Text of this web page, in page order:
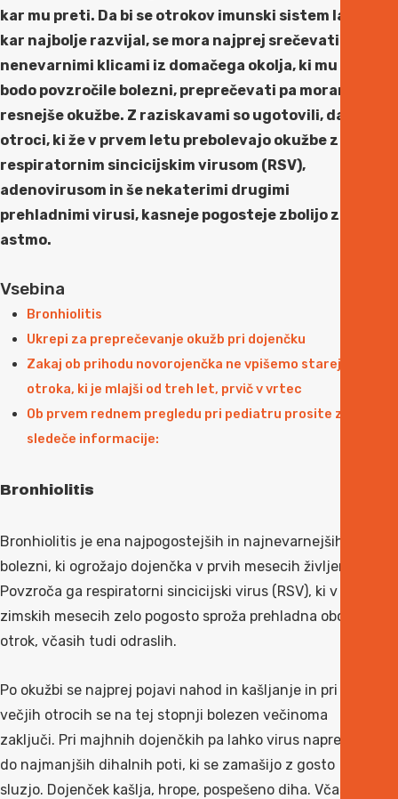
kar mu preti. Da bi se otrokov imunski sistem lahko
kar najbolje razvijal, se mora najprej srečevati z
nenevarnimi klicami iz domačega okolja, ki mu ne
bodo povzročile bolezni, preprečevati pa moramo
resnejše okužbe. Z raziskavami so ugotovili, da
otroci, ki že v prvem letu prebolevajo okužbe z
respiratornim sincicijskim virusom (RSV),
adenovirusom in še nekaterimi drugimi
prehladnimi virusi, kasneje pogosteje zbolijo za
astmo.
Vsebina
Bronhiolitis
Ukrepi za preprečevanje okužb pri dojenčku
Zakaj ob prihodu novorojenčka ne vpišemo starejšega
otroka, ki je mlajši od treh let, prvič v vrtec
Ob prvem rednem pregledu pri pediatru prosite za
sledeče informacije:
Bronhiolitis
Bronhiolitis je ena najpogostejših in najnevarnejših
bolezni, ki ogrožajo dojenčka v prvih mesecih življenja.
Povzroča ga respiratorni sincicijski virus (RSV), ki v
zimskih mesecih zelo pogosto sproža prehladna obolenja
otrok, včasih tudi odraslih.
Po okužbi se najprej pojavi nahod in kašljanje in pri
večjih otrocih se na tej stopnji bolezen večinoma
zaključi. Pri majhnih dojenčkih pa lahko virus napreduje
do najmanjših dihalnih poti, ki se zamašijo z gosto
sluzjo. Dojenček kašlja, hrope, pospešeno diha. Včasih